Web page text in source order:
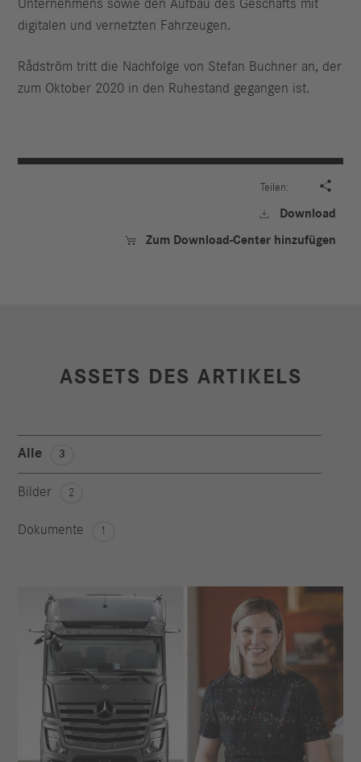
Unternehmens sowie den Aufbau des Geschäfts mit
digitalen und vernetzten Fahrzeugen.
Rådström tritt die Nachfolge von Stefan Buchner an, der
zum Oktober 2020 in den Ruhestand gegangen ist.
Teilen: 
 Download
 Zum Download-Center hinzufügen
ASSETS DES ARTIKELS
Alle 3
Bilder 2
Dokumente 1